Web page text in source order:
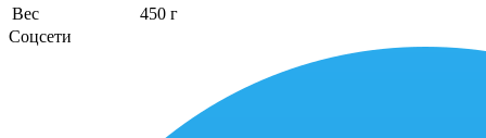
Вес
450 г
Соцсети